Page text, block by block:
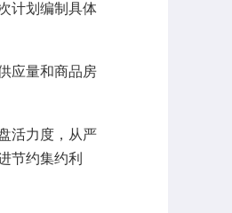
计划编制具体
应量和商品房
活力度，从严
节约集约利